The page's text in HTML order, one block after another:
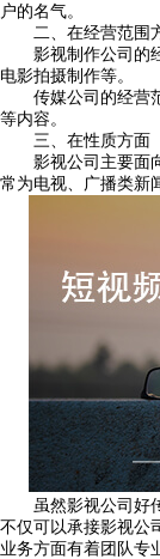
户的名气。
二、在经营范围
影视制作公司的经
电影拍摄制作等。
传媒公司的经营范
等内容。
三、在性质方面
影视公司主要面向
常为电视、广播类新
虽然影视公司好传
不仅可以承接影视公
业务方面有着团队专